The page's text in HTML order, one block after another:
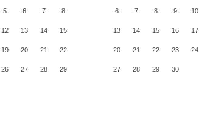
5 6 7 8
12 13 14 15
19 20 21 22
26 27 28 29
6 7 8 9 10
13 14 15 16 17
20 21 22 23 24
27 28 29 30